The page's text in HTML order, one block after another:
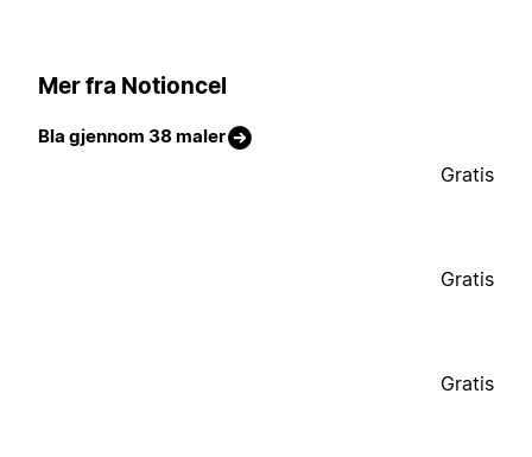
Mer fra Notioncel
Bla gjennom 38 maler
Gratis
Gratis
Gratis